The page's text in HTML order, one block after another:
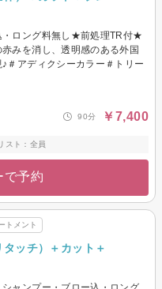
・ロング料無し★前処理TR付★
みを消し、透明感のある外国
＃アディクシーカラー＃トリー
90分 ￥7,400
スト：全員
で予約
トメント
ッチ）＋カット＋